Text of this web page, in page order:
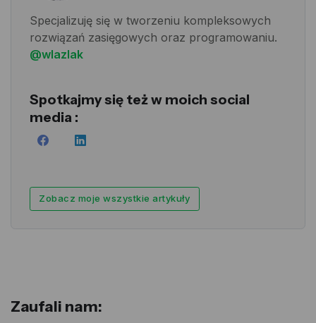
Specjalizuję się w tworzeniu kompleksowych
rozwiązań zasięgowych oraz programowaniu.
@wlazlak
Spotkajmy się też w moich social
media :
Zobacz moje wszystkie artykuły
Zaufali nam: